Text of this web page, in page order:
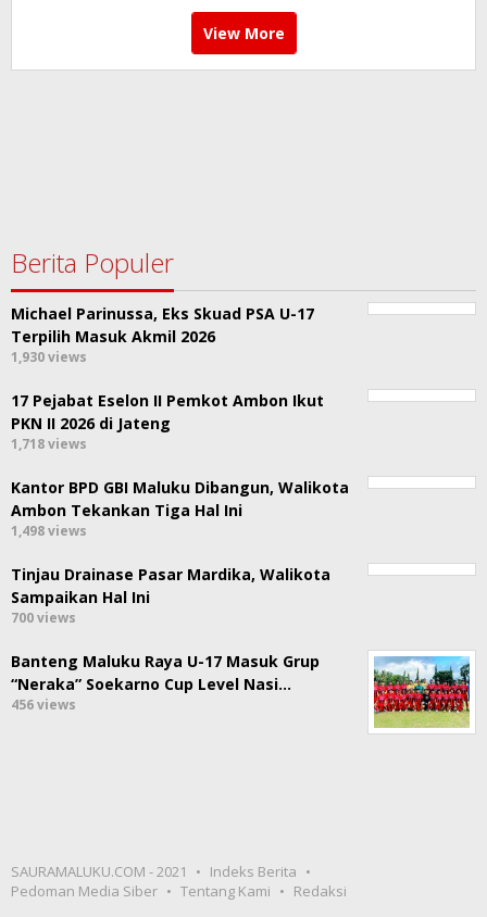
View More
Berita Populer
Michael Parinussa, Eks Skuad PSA U-17
Terpilih Masuk Akmil 2026
1,930 views
17 Pejabat Eselon II Pemkot Ambon Ikut
PKN II 2026 di Jateng
1,718 views
Kantor BPD GBI Maluku Dibangun, Walikota
Ambon Tekankan Tiga Hal Ini
1,498 views
Tinjau Drainase Pasar Mardika, Walikota
Sampaikan Hal Ini
700 views
Banteng Maluku Raya U-17 Masuk Grup
“Neraka” Soekarno Cup Level Nasi…
456 views
SAURAMALUKU.COM - 2021
Indeks Berita
Pedoman Media Siber
Tentang Kami Redaksi